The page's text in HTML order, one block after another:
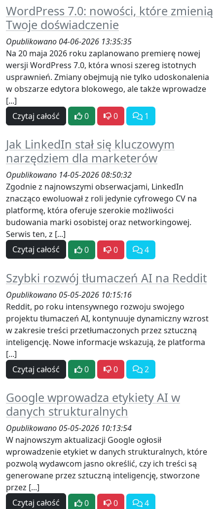
WordPress 7.0: nowości, które zmienią
Twoje doświadczenie
Opublikowano 04-06-2026 13:35:35
Na 20 maja 2026 roku zaplanowano premierę nowej
wersji WordPress 7.0, która wnosi szereg istotnych
usprawnień. Zmiany obejmują nie tylko udoskonalenia
w obszarze edytora blokowego, ale także wprowadze
[...]
Czytaj całość
0 0 1
Jak LinkedIn stał się kluczowym
narzędziem dla marketerów
Opublikowano 14-05-2026 08:50:32
Zgodnie z najnowszymi obserwacjami, LinkedIn
znacząco ewoluował z roli jedynie cyfrowego CV na
platformę, która oferuje szerokie możliwości
budowania marki osobistej oraz networkingowej.
Serwis ten, z [...]
Czytaj całość
0 0 4
Szybki rozwój tłumaczeń AI na Reddit
Opublikowano 05-05-2026 10:15:16
Reddit, po roku intensywnego rozwoju swojego
projektu tłumaczeń AI, kontynuuje dynamiczny wzrost
w zakresie treści przetłumaczonych przez sztuczną
inteligencję. Nowe informacje wskazują, że platforma
[...]
Czytaj całość
0 0 2
Google wprowadza etykiety AI w
danych strukturalnych
Opublikowano 05-05-2026 10:13:54
W najnowszym aktualizacji Google ogłosił
wprowadzenie etykiet w danych strukturalnych, które
pozwolą wydawcom jasno określić, czy ich treści są
generowane przez sztuczną inteligencję, stworzone
przez [...]
Czytaj całość
0 0 4